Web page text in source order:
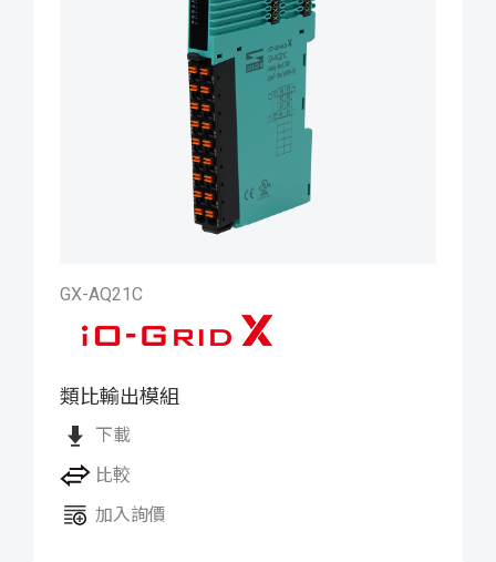
GX-AQ21C
類比輸出模組
下載
比較
加入詢價